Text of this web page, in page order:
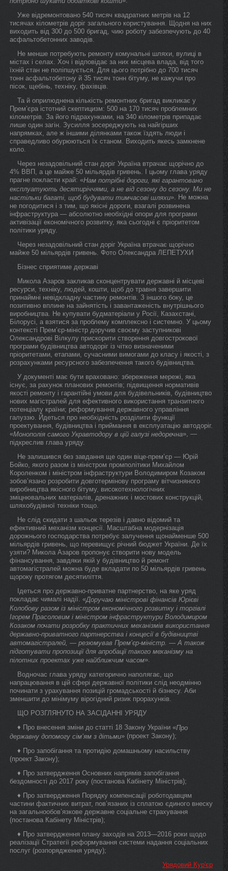
Уже відремонтовано 540 тисяч квадратних метрів на 12
тисячах кілометрів доріг загального користування. Щодня на них
виходить від 300 до 500 бригад, чию роботу забезпечують до 40
асфальтобетонних заводів.
Не менше потребують ремонту комунальні шляхи, вулиці в
містах і селах. Хоч і відповідає за них місцева влада, від того
їхній стан не поліпшується. Для цього потрібно до 700 тисяч
тонн асфальтобетону й 35 тисяч тонн бітуму, не кажучи про
пісок, щебінь, техніку, фахівців.
Та й оприлюднена кількість ремонтних бригад викликає у
Прем’єра істотний скептицизм: 500 на 170 тисяч проблемних
кілометрів. За його підрахунками, на 340 кілометрів припадає
лише один загін. Зусилля зосереджують на найгірших
напрямках, але ж іншими ділянками також їздять люди і
справедливо обурюються їх станом. Виходить якесь замкнене
коло.
Через незадовільний стан доріг Україна втрачає щорічно до
4% ВВП, а це майже 50 мільярдів гривень. І цьому глава уряду
прагне покласти край: «Нам потрібні дороги, які гарантовано
експлуатують десятиріччями, а не від сезону до сезону. Ми не
настільки багаті, щоб будувати тимчасові шляхи». Не можна
не погодитися і з тим, що якісні дороги, взагалі розвинена
інфраструктура — абсолютно необхідні опори для програми
активізації економічного розвитку, яка сьогодні є пріоритетом
політики уряду.
Через незадовільний стан доріг Україна втрачає щорічно
майже 50 мільярдів гривень. Фото Oлександра ЛЕПЕТУХИ
Бізнес сприятиме державі
Микола Азаров закликав сконцентрувати державні й місцеві
ресурси, техніку, людей, кошти, щоб до травня завершити
принаймні невідкладну частину ремонтів. З іншого боку, це
позитивно вплине на зайнятість і завантаженість внутрішнього
виробництва. Не купувати будматеріали у Росії, Казахстані,
Білорусі, а взятися за проблему комплексно і системно. У цьому
контексті Прем’єр-міністр доручив своєму заступникові
Олександрові Вілкулу прискорити створення довгострокової
програми будівництва автодоріг із чітко визначеними
пріоритетами, етапами, сучасними вимогами до класу і якості, з
розрахунками ресурсного забезпечення такого будівництва.
У документі має бути враховано: збереження мережі, яка
існує, за рахунок планових ремонтів; підвищення нормативів
якості ремонту і гарантійні умови для будівельників, будівництво
нових магістралей для ефективного використання транзитного
потенціалу країни; реформування державного управління
галуззю. Йдеться про необхідність розділити функції
проектування, будівництва і приймання в експлуатацію автодоріг.
«Монополія самого Укравтодору в цій галузі недоречна», —
підкреслив глава уряду.
Не залишився без завдання ще один віце-прем’єр — Юрій
Бойко, якого разом із міністром промполітики Михайлом
Короленком і міністром інфраструктури Володимиром Козаком
зобов’язано розробити довготермінову програму вітчизняного
виробництва якісного бітуму, високотехнологічних
зміцнювальних матеріалів, дренажних і мостових конструкцій,
шляхобудівної техніки тощо.
Не слід скидати з шальок терезів і давно відомий та
ефективний механізм концесії. Масштабна модернізація
дорожнього господарства потребує залучення щонайменше 500
мільярдів гривень, що перевищує річний бюджет України. Де їх
узяти? Микола Азаров пропонує створити нову модель
фінансування, завдяки якій у будівництво й ремонт
автомагістралей можна буде вкладати по 50 мільярдів гривень
щороку протягом десятиліття.
Ідеться про державно-приватне партнерство, на яке уряд
покладає чималі надії. «Доручаю міністрові фінансів Юрієві
Колобову разом із міністром економічного розвитку і торгівлі
Ігорем Прасоловим і міністром інфраструктури Володимиром
Козаком почати розробку практичних механізмів використання
державно-приватного партнерства і концесії в будівництві
автомагістралей, — резюмував Прем’єр-міністр. — А також
підготувати пропозиції для апробації такого механізму на
пілотних проектах уже найближчим часом».
Водночас глава уряду категорично наполягає, що
напрацювання в цій сфері державної політики слід неодмінно
починати з урахування позицій громадськості й бізнесу. Аби
зменшити до мінімуму вірогідний ризик прорахунків.
ЩО РОЗГЛЯНУТО НА ЗАСIДАННI УРЯДУ
♦ Про внесення зміни до статті 18 Закону України «Про
державну допомогу сім’ям з дітьми» (проект Закону);
♦ Про запобігання та протидію домашньому насильству
(проект Закону);
♦ Про затвердження Основних напрямів запобігання
бездомності до 2017 року (постанова Кабінету Міністрів);
♦ Про затвердження Порядку компенсації роботодавцям
частини фактичних витрат, пов’язаних із сплатою єдиного внеску
на загальнообов’язкове державне соціальне страхування
(постанова Кабінету Міністрів);
♦ Про затвердження плану заходів на 2013—2016 роки щодо
реалізації Стратегії реформування системи надання соціальних
послуг (розпорядження уряду);
Урядовий Кур'єр